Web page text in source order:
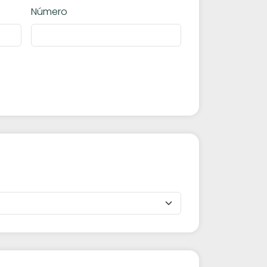
Número